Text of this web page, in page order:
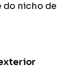
do nicho de